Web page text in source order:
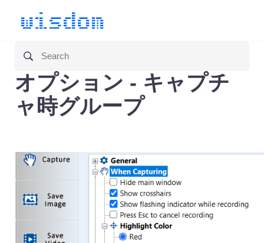
オプション - キャプチ
ャ時グループ